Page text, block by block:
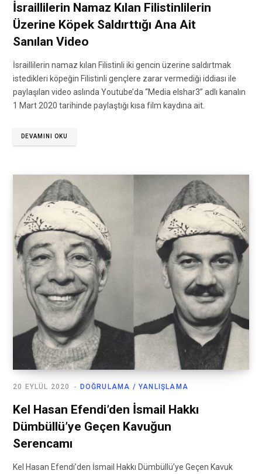
İsraillilerin Namaz Kılan Filistinlilerin
Üzerine Köpek Saldırttığı Ana Ait
Sanılan Video
İsraillilerin namaz kılan Filistinli iki gencin üzerine saldırtmak
istedikleri köpeğin Filistinli gençlere zarar vermediği iddiası ile
paylaşılan video aslında Youtube’da “Media elshar3” adlı kanalın
1 Mart 2020 tarihinde paylaştığı kısa film kaydına ait.
DEVAMINI OKU
DOĞRULAMA / YANLIŞLAMA
20 EYLÜL 2020
Kel Hasan Efendi’den İsmail Hakkı
Dümbüllü’ye Geçen Kavuğun
Serencamı
Kel Hasan Efendi’den İsmail Hakkı Dümbüllü’ye Geçen Kavuk